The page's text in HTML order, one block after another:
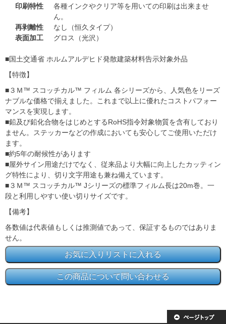
印刷特性
各種インクやクリア等を用いての印刷は出来ませ
ん。
再剥離性
なし（恒久タイプ）
表面加工
グロス（光沢）
■国土交通省 ホルムアルデヒド発散建築材料告示対象外品
【特徴】
■３Ｍ™ スコッチカル™ フィルム 各シリーズから、人気色をリーズ
ナブルな価格で揃えました。これまで以上に優れたコストパフォー
マンスを実現します。
■鉛及び鉛化合物をはじめとするRoHS指令対象物質を含有しており
ません。ステッカーなどの作成においても安心してご使用いただけ
ます。
■約5年の耐候性があります
■屋外サイン用途だけでなく、従来品より大幅に向上したカッティン
グ特性により、切り文字用途も兼ね備えています。
■３Ｍ™ スコッチカル™ Jシリーズの標準フィルム長は20m巻。一
段と利用しやすい使い切りサイズです。
【備考】
各数値は代表値もしくは推測値であって、保証するものではありま
せん。